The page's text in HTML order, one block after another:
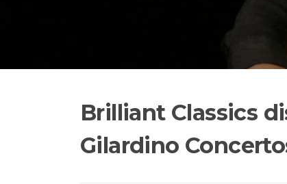
Brilliant Classics
Gilardino